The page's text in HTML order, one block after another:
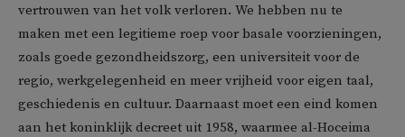
vertrouwen van het volk verloren. We hebben nu te
maken met een legitieme roep voor basale voorzieningen,
zoals goede gezondheidszorg, een universiteit voor de
regio, werkgelegenheid en meer vrijheid voor eigen taal,
geschiedenis en cultuur. Daarnaast moet een eind komen
aan het koninklijk decreet uit 1958, waarmee al-Hoceima